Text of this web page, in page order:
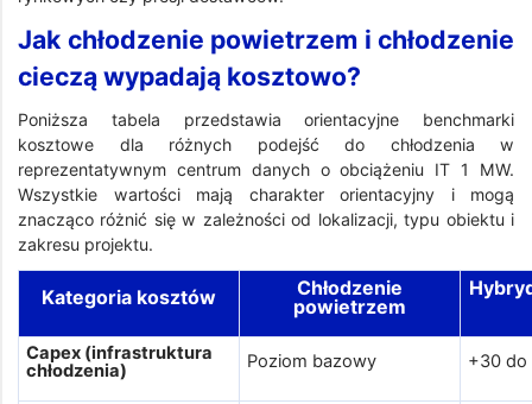
Jak chłodzenie powietrzem i chłodzenie
cieczą wypadają kosztowo?
Poniższa tabela przedstawia orientacyjne benchmarki
kosztowe dla różnych podejść do chłodzenia w
reprezentatywnym centrum danych o obciążeniu IT 1 MW.
Wszystkie wartości mają charakter orientacyjny i mogą
znacząco różnić się w zależności od lokalizacji, typu obiektu i
zakresu projektu.
Kategoria kosztów
Chłodzenie
powietrzem
Capex (infrastruktura
chłodzenia)
Poziom bazowy +30 do